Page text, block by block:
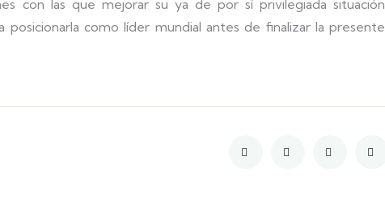
con las que mejorar su ya de por sí privilegiada situación
posicionarla como líder mundial antes de finalizar la presente